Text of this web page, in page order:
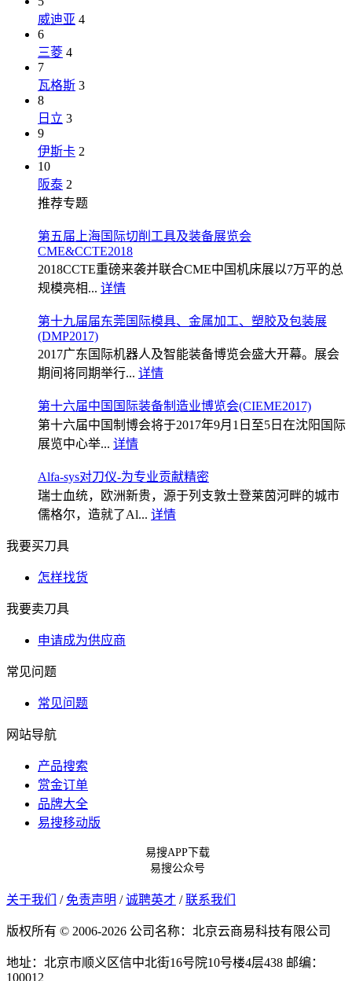
威迪亚 4
6
三菱 4
7
瓦格斯 3
8
日立 3
9
伊斯卡 2
10
阪泰 2
推荐专题
第五届上海国际切削工具及装备展览会
CME&CCTE2018
2018CCTE重磅来袭并联合CME中国机床展以7万平的总
规模亮相... 详情
第十九届届东莞国际模具、金属加工、塑胶及包装展
(DMP2017)
2017广东国际机器人及智能装备博览会盛大开幕。展会
期间将同期举行... 详情
第十六届中国国际装备制造业博览会(CIEME2017)
第十六届中国制博会将于2017年9月1日至5日在沈阳国际
展览中心举... 详情
Alfa-sys对刀仪-为专业贡献精密
瑞士血统，欧洲新贵，源于列支敦士登莱茵河畔的城市
儒格尔，造就了Al... 详情
我要买刀具
怎样找货
我要卖刀具
申请成为供应商
常见问题
常见问题
网站导航
产品搜索
赏金订单
品牌大全
易搜移动版
易搜APP下载
易搜公众号
关于我们 / 免责声明 / 诚聘英才 / 联系我们
版权所有 © 2006-2026 公司名称：北京云商易科技有限公司
地址：北京市顺义区信中北街16号院10号楼4层438 邮编：
100012